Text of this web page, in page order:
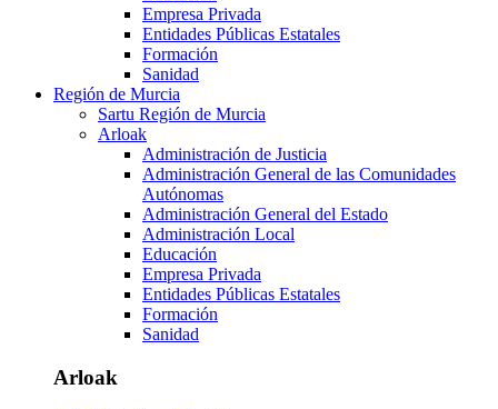
Empresa Privada
Entidades Públicas Estatales
Formación
Sanidad
Región de Murcia
Sartu Región de Murcia
Arloak
Administración de Justicia
Administración General de las Comunidades
Autónomas
Administración General del Estado
Administración Local
Educación
Empresa Privada
Entidades Públicas Estatales
Formación
Sanidad
Arloak